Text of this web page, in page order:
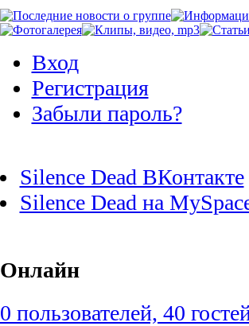
Вход
Регистрация
Забыли пароль?
Silence Dead ВКонтакте
Silence Dead на
Онлайн
0 пользователей, 40